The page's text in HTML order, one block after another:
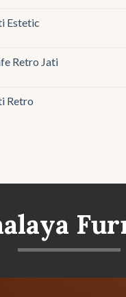
Estetic
Retro Jati
Retro